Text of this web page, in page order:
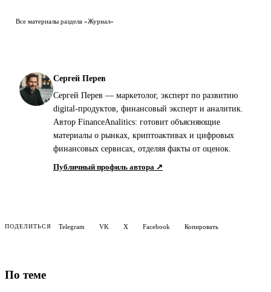
Все материалы раздела «Журнал»
Сергей Перев
Сергей Перев — маркетолог, эксперт по развитию
digital-продуктов, финансовый эксперт и аналитик.
Автор FinanceAnalitics: готовит объясняющие
материалы о рынках, криптоактивах и цифровых
финансовых сервисах, отделяя факты от оценок.
Публичный профиль автора ↗
ПОДЕЛИТЬСЯ Telegram VK X Facebook Копировать
По теме